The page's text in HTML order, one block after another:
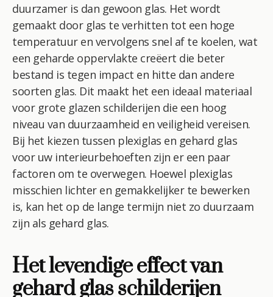
duurzamer is dan gewoon glas. Het wordt
gemaakt door glas te verhitten tot een hoge
temperatuur en vervolgens snel af te koelen, wat
een geharde oppervlakte creëert die beter
bestand is tegen impact en hitte dan andere
soorten glas. Dit maakt het een ideaal materiaal
voor grote glazen schilderijen die een hoog
niveau van duurzaamheid en veiligheid vereisen.
Bij het kiezen tussen plexiglas en gehard glas
voor uw interieurbehoeften zijn er een paar
factoren om te overwegen. Hoewel plexiglas
misschien lichter en gemakkelijker te bewerken
is, kan het op de lange termijn niet zo duurzaam
zijn als gehard glas.
Het levendige effect van
gehard glas schilderijen